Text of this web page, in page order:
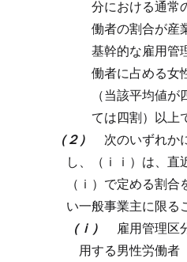
分における通常
働者の割合が産
基幹的な雇用管
働者に占める女
（当該平均値
ては四割）以上
（２） 次のいずれか
し、（ｉｉ）は、直
（ｉ）で定める割
い一般事業主に限る
（ｉ） 雇用管理区
用する男性労働者